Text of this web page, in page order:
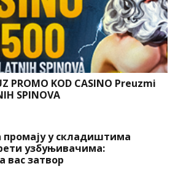
PROMO KOD CASINO Preuzmi
SPINOVA
промају у складиштима
узбуњивачима:
вас затвор